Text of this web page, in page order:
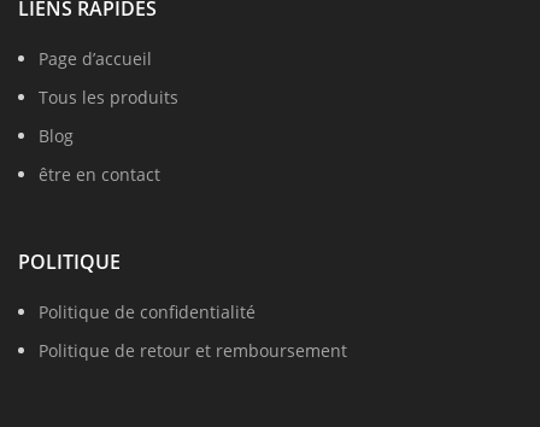
LIENS RAPIDES
Page d’accueil
Tous les produits
Blog
être en contact
POLITIQUE
Politique de confidentialité
Politique de retour et remboursement